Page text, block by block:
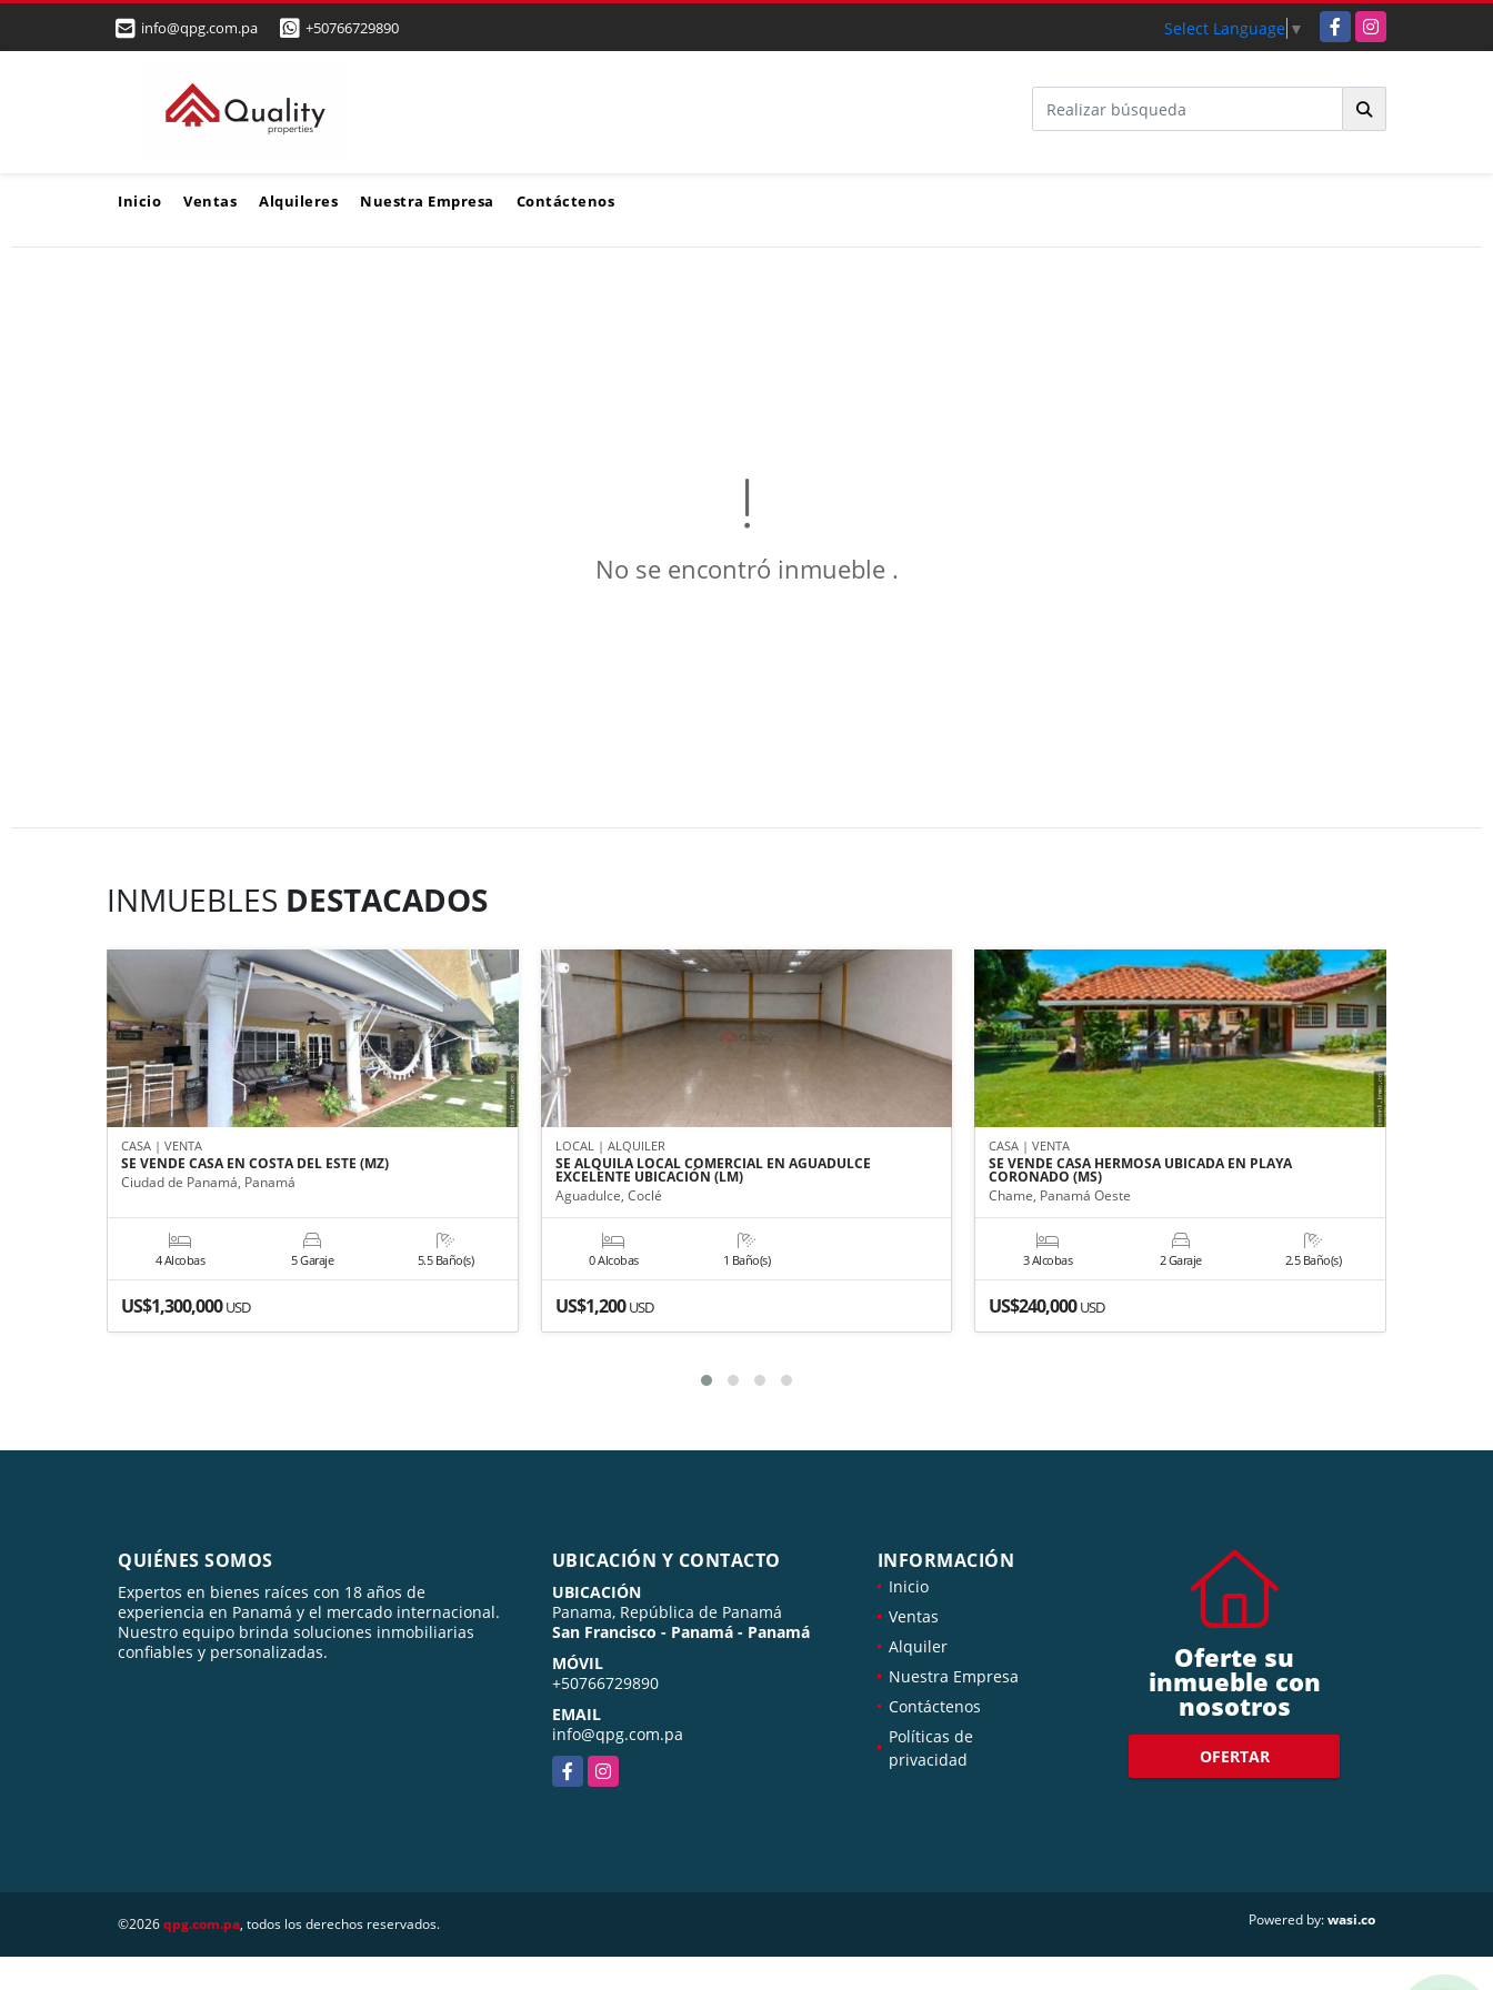
info@qpg.com.pa +50766729890 Select Language ▼ FacebookInstagram
Inicio Ventas Alquileres Nuestra Empresa Contáctenos
No se encontró inmueble .
INMUEBLES DESTACADOS
CASA | VENTA
SE VENDE CASA EN COSTA DEL ESTE (MZ)
Ciudad de Panamá, Panamá
4 Alcobas 5 Garaje 5.5 Baño(s)
US$1,300,000USD
LOCAL | ALQUILER
SE ALQUILA LOCAL COMERCIAL EN AGUADULCE
EXCELENTE UBICACIÓN (LM)
Aguadulce, Coclé
0 Alcobas 1 Baño(s)
US$1,200USD
CASA | VENTA
SE VENDE CASA HERMOSA UBICADA EN PLAYA
CORONADO (MS)
Chame, Panamá Oeste
3 Alcobas 2 Garaje 2.5 Baño(s)
US$240,000USD
QUIÉNES SOMOS
Expertos en bienes raíces con 18 años de
experiencia en Panamá y el mercado internacional.
Nuestro equipo brinda soluciones inmobiliarias
confiables y personalizadas.
UBICACIÓN Y CONTACTO
UBICACIÓN
Panama, República de Panamá
San Francisco - Panamá - Panamá
MÓVIL
+50766729890
EMAIL
info@qpg.com.pa
FacebookInstagram
INFORMACIÓN
Inicio
Ventas
Alquiler
Nuestra Empresa
Contáctenos
Políticas de
privacidad
Oferte su
inmueble con
nosotros
OFERTAR
©2026qpg.com.pa, todos los derechos reservados. Powered by:wasi.co